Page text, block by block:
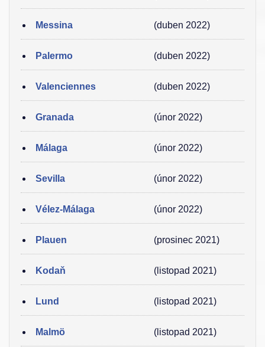
Messina (duben 2022)
Palermo (duben 2022)
Valenciennes (duben 2022)
Granada (únor 2022)
Málaga (únor 2022)
Sevilla (únor 2022)
Vélez-Málaga (únor 2022)
Plauen (prosinec 2021)
Kodaň (listopad 2021)
Lund (listopad 2021)
Malmö (listopad 2021)